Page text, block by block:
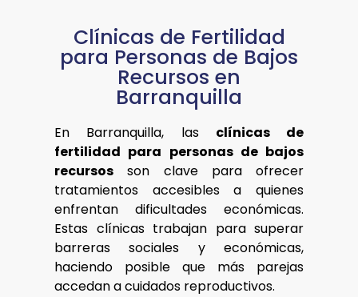
Clínicas de Fertilidad
para Personas de Bajos
Recursos en
Barranquilla
En Barranquilla, las clínicas de
fertilidad para personas de bajos
recursos son clave para ofrecer
tratamientos accesibles a quienes
enfrentan dificultades económicas.
Estas clínicas trabajan para superar
barreras sociales y económicas,
haciendo posible que más parejas
accedan a cuidados reproductivos.